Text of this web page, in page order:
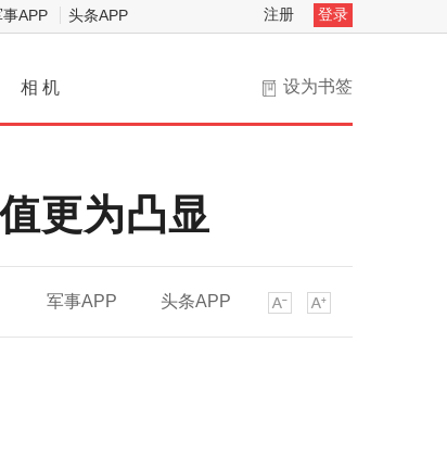
事APP 头条APP 注册 登录
设为书签
相 机
更为凸显
军事APP 头条APP